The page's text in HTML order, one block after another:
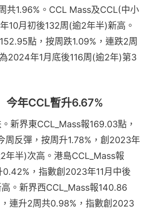
共1.96%。CCL Mass及CCL(中小
10月初後132周(逾2年半)新高。
點，按周跌1.09%，連跌2周
2024年1月底後116周(逾2年)第3
年CCL暫升6.67%
新界東CCL_Mass報169.03點，
周反彈，按周升1.78%，創2023年
年半)次高。港島CCL_Mass報
，指數創2023年11月中後
。新界西CCL_Mass報140.86
連升2周共0.98%，指數創2023